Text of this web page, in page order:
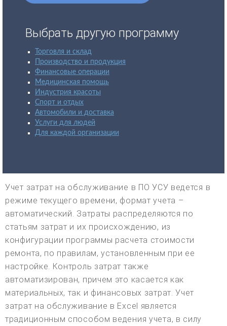
Выбрать другую программу
Торговля и склад
Производство и продукция
Финансовые операции
Медицинская помощь
Индустрия красоты
Спорт и отдых
Автомобили и доставка
Услуги для людей
Для каждой организации
Учет затрат на обслуживание в ПО УСУ ведется в
режиме текущего времени, формат учета –
автоматический. Затраты распределяются по
статьям затрат и их происхождению, из
конфигурации программы расчета стоимости
ремонта, по правилам, установленным при ее
настройке. Контроль затрат также
автоматизирован, причем это касается как
материальных, так и финансовых затрат. Учет
затрат на обслуживание в Excel является
традиционным способом ведения учета, в силу